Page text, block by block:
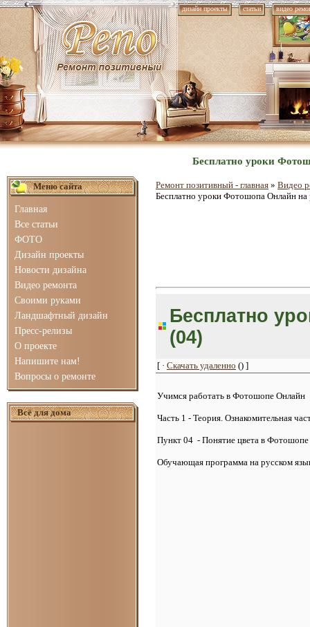
дизайн проекты статьи видео
Бесплатно уроки
Меню сайта
Главная
Все статьи
ФОТО
Дизайн проекты
Новости дизайна
Видео ремонта
Своими руками
Ландшафтный дизайн
Пресс-релизы
О проекте
Напишите нам!
Вопросы о ремонте
Всё для дома
Ремонт позитивный - главная » Видео
Бесплатно уроки Фотошопа Онлайн на
Бесплатно
(04)
[ · Скачать удаленно () ]
Учимся работать в Фотошопе Онлайн
Часть 1 - Теория. Ознакомительная
Пункт 04 - Понятие цвета в Фотошопе
Обучающая программа на русском